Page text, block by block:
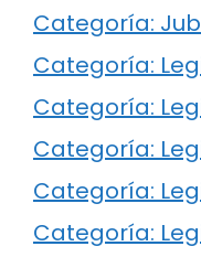
Categoría:
Categoría:
Categoría:
Categoría:
Categoría:
Categoría: